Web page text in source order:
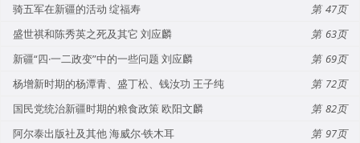
骑五军在新疆的活动 绽福寿
47
盛世祺和陈秀英之死及其它 刘应麟
63
新疆“四·一二政变”中的一些问题 刘应麟
69
杨增新时期的杨潭青、盛丁松、钱汝功 王子纯
72
国民党统治新疆时期的粮食政策 欧阳文麟
82
阿尔泰出版社及其他 海威尔·铁木耳
97